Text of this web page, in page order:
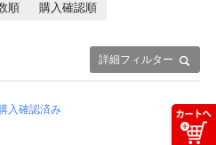
詳細フィルター
順
購入確認順
入確認済み